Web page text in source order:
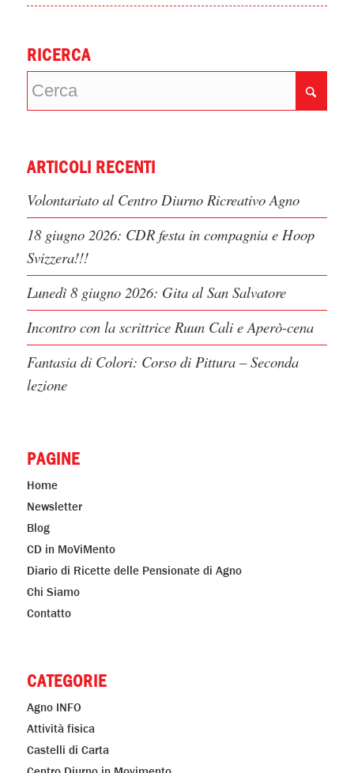
RICERCA
ARTICOLI RECENTI
Volontariato al Centro Diurno Ricreativo Agno
18 giugno 2026: CDR festa in compagnia e Hoop
Svizzera!!!
Lunedì 8 giugno 2026: Gita al San Salvatore
Incontro con la scrittrice Ruun Cali e Aperò-cena
Fantasia di Colori: Corso di Pittura – Seconda
lezione
PAGINE
Home
Newsletter
Blog
CD in MoViMento
Diario di Ricette delle Pensionate di Agno
Chi Siamo
Contatto
CATEGORIE
Agno INFO
Attività fisica
Castelli di Carta